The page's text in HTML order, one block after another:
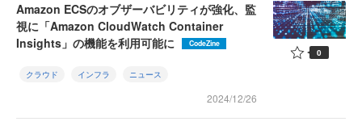
Amazon ECSのオブザーバビリティが強化、監
視に「Amazon CloudWatch Container
Insights」の機能を利用可能に
CodeZine
クラウド インフラ ニュース
2024/12/26
0